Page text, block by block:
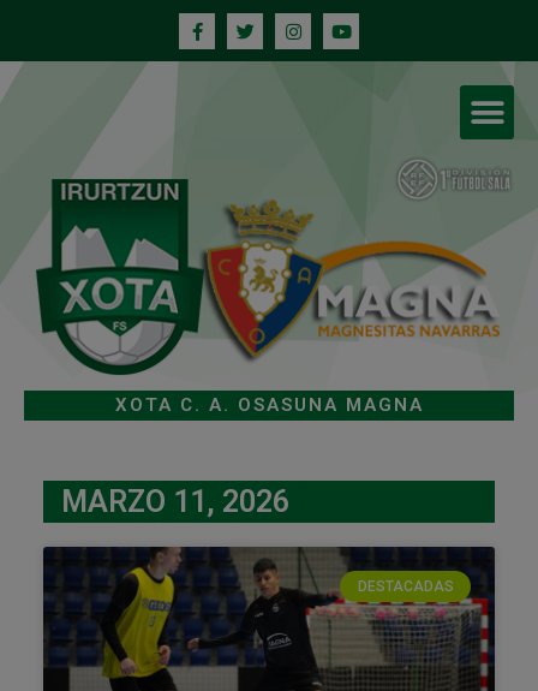
XOTA C. A. OSASUNA MAGNA
MARZO 11, 2026
DESTACADAS